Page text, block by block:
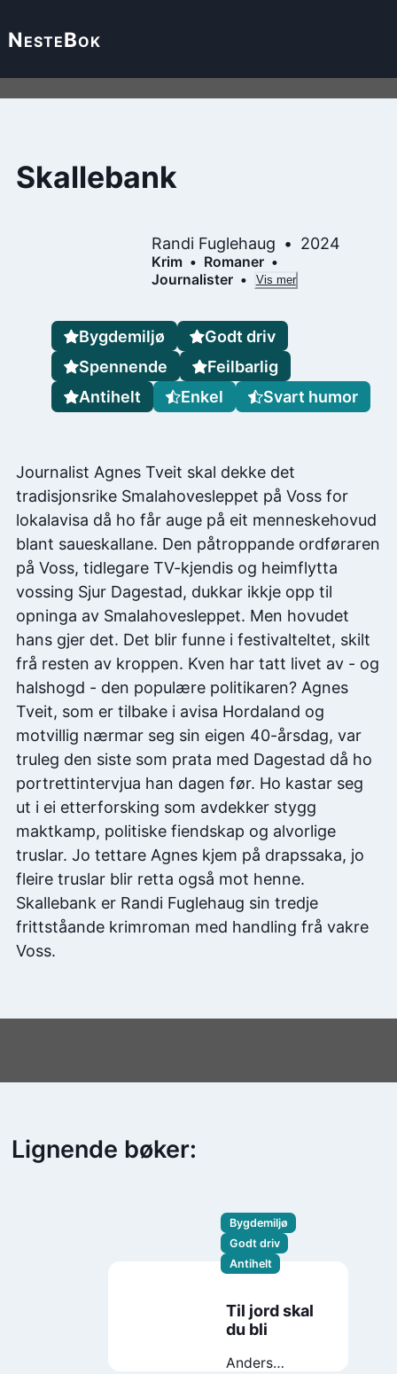
NesteBok
Skallebank
Randi Fuglehaug 2024
Krim
Romaner
Journalister
Vis mer
Journalist Agnes Tveit skal dekke det
tradisjonsrike Smalahovesleppet på Voss for
lokalavisa då ho får auge på eit menneskehovud
blant saueskallane. Den påtroppande ordføraren
på Voss, tidlegare TV-kjendis og heimflytta
vossing Sjur Dagestad, dukkar ikkje opp til
opninga av Smalahovesleppet. Men hovudet
hans gjer det. Det blir funne i festivalteltet, skilt
frå resten av kroppen. Kven har tatt livet av - og
halshogd - den populære politikaren? Agnes
Tveit, som er tilbake i avisa Hordaland og
motvillig nærmar seg sin eigen 40-årsdag, var
truleg den siste som prata med Dagestad då ho
portrettintervjua han dagen før. Ho kastar seg
ut i ei etterforsking som avdekker stygg
maktkamp, politiske fiendskap og alvorlige
truslar. Jo tettare Agnes kjem på drapssaka, jo
fleire truslar blir retta også mot henne.
Skallebank er Randi Fuglehaug sin tredje
frittståande krimroman med handling frå vakre
Voss.
Bygdemiljø
Godt driv
Spennende
Feilbarlig
Antihelt
Enkel Svart humor
Lignende bøker:
Bygdemiljø
Godt driv
Antihelt
Til jord skal
du bli
Anders